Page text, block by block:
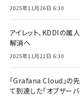
2025年11月26日 6:30
アイレット、KDDIの
解消へ
2025年11月21日 6:30
「Grafana Cloud」の
て到達した「オブザー